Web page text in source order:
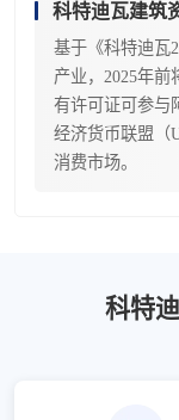
科特迪瓦建筑
基于《科特迪瓦
产业，2025年
有许可证可参与
经济货币联盟（
消费市场。
科特